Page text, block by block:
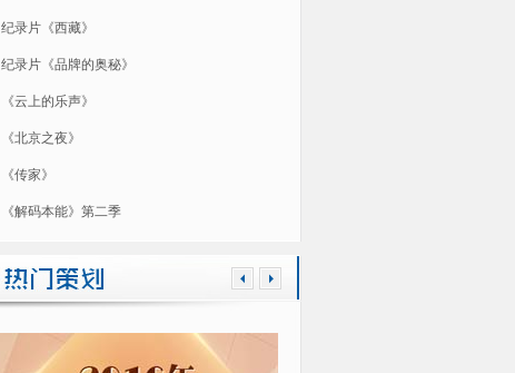
纪录片《西藏》
纪录片《品牌的奥秘》
《云上的乐声》
《北京之夜》
《传家》
《解码本能》第二季